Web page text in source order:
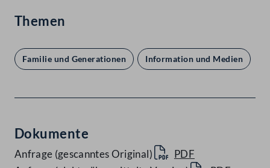
Themen
Familie und Generationen Information und Medien
Dokumente
Anfrage (gescanntes Original)
PDF